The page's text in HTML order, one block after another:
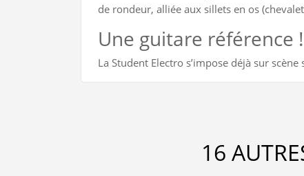
de rondeur, alliée aux sillets en os
Une guitare référence !
La Student Electro s’impose déjà sur
16